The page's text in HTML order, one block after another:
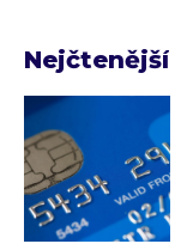
Nejčtenější